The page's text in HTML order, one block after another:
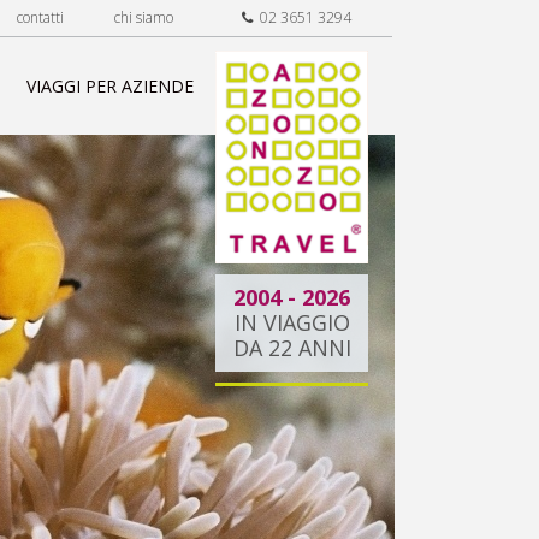
contatti chi siamo 02 3651 3294
VIAGGI PER AZIENDE
2004 - 2026
IN VIAGGIO
DA 22 ANNI